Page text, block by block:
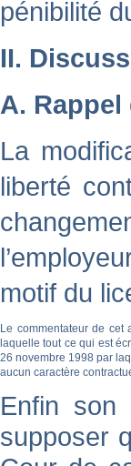
pénibilité
II.
A.
La
liberté
motif du
Le commentateur de
laquelle tout ce qui est
26 novembre 1998 par
aucun caractère
Enfin son
supposer